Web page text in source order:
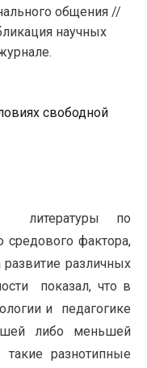
общения //
научных
свободной
литературы по
фактора,
различных
показал, что в
и педагогике
либо меньшей
такие разнотипные